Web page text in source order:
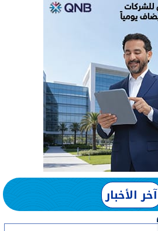
آخر الأخبار